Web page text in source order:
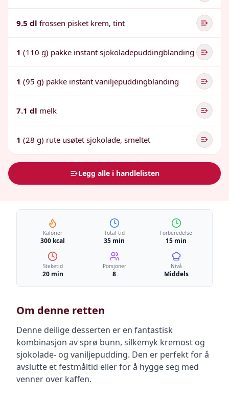
9.5 dl frossen pisket krem, tint
1 (110 g) pakke instant sjokoladepuddingblanding
1 (95 g) pakke instant vaniljepuddingblanding
7.1 dl melk
1 (28 g) rute usøtet sjokolade, smeltet
Legg alle i handlelisten
Kalorier
300 kcal
Total tid
35 min
Forberedelse
15 min
Steketid
20 min
Porsjoner
8
Nivå
Middels
Om denne retten
Denne deilige desserten er en fantastisk
kombinasjon av sprø bunn, silkemyk kremost og
sjokolade- og vaniljepudding. Den er perfekt for å
avslutte et festmåltid eller for å hygge seg med
venner over kaffen.